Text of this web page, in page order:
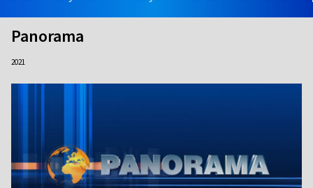
Panorama
2021